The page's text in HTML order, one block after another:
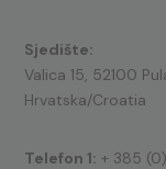
Sjedište:
Valica 15, 52100
Hrvatska/Croatia
Telefon 1: + 385